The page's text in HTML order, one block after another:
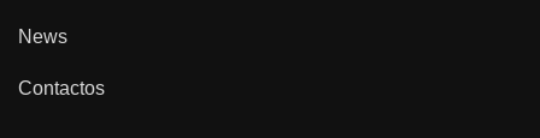
News
Contactos